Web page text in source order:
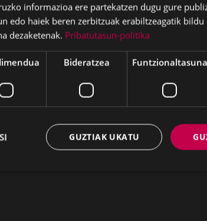
duen mozioa, espazio publikoan
Osoko Bilkuraren eguna finkatzea.
ikusi
Udalbatzak egindako Osoko
informazioa ere partekatzen dugu gure
edo haiek beren zerbitzuak erabiltzeagatik bildu
dezaketenak. Pribatutasun-politika
Bideratzea Funtzionaltasuna
GUZTIAK UKATU